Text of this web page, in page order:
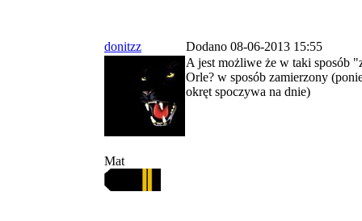
donitzz Dodano 08-06-2013 15:55
Mat
A jest możliwe że w taki sposób
Orle? w sposób zamierzony
okręt spoczywa na dnie)